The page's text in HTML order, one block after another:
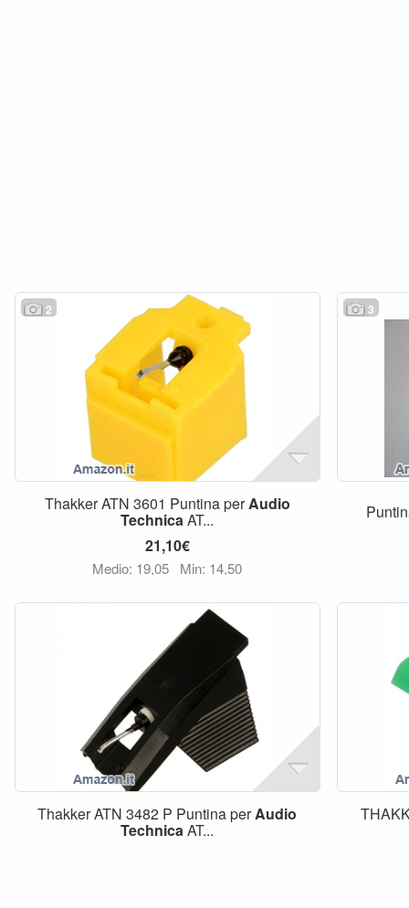
2
Thakker ATN 3601 Puntina perAudio
TechnicaAT...
21,10€
Medio: 19,05 Min: 14,50
3
Thakker ATN 3482 P Puntina perAudio
TechnicaAT...